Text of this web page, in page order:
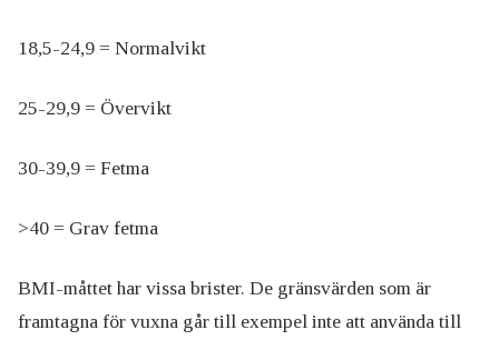
18,5-24,9 = Normalvikt
25-29,9 = Övervikt
30-39,9 = Fetma
>40 = Grav fetma
BMI-måttet har vissa brister. De gränsvärden som är
framtagna för vuxna går till exempel inte att använda till